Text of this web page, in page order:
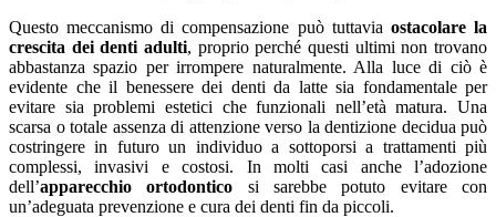
Questo meccanismo di compensazione può tuttavia ostacolare la
crescita dei denti adulti, proprio perché questi ultimi non trovano
abbastanza spazio per irrompere naturalmente. Alla luce di ciò è
evidente che il benessere dei denti da latte sia fondamentale per
evitare sia problemi estetici che funzionali nell’età matura. Una
scarsa o totale assenza di attenzione verso la dentizione decidua può
costringere in futuro un individuo a sottoporsi a trattamenti più
complessi, invasivi e costosi. In molti casi anche l’adozione
dell’apparecchio ortodontico si sarebbe potuto evitare con
un’adeguata prevenzione e cura dei denti fin da piccoli.